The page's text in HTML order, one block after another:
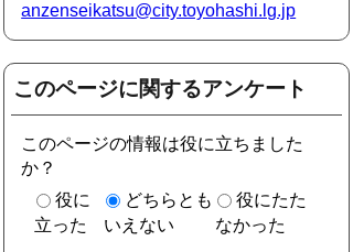
anzenseikatsu@city.toyohashi.lg.jp
このページに関するアンケート
このページの情報は役に立ちました
か？
役に
立った
どちらとも
いえない
役にたた
なかった